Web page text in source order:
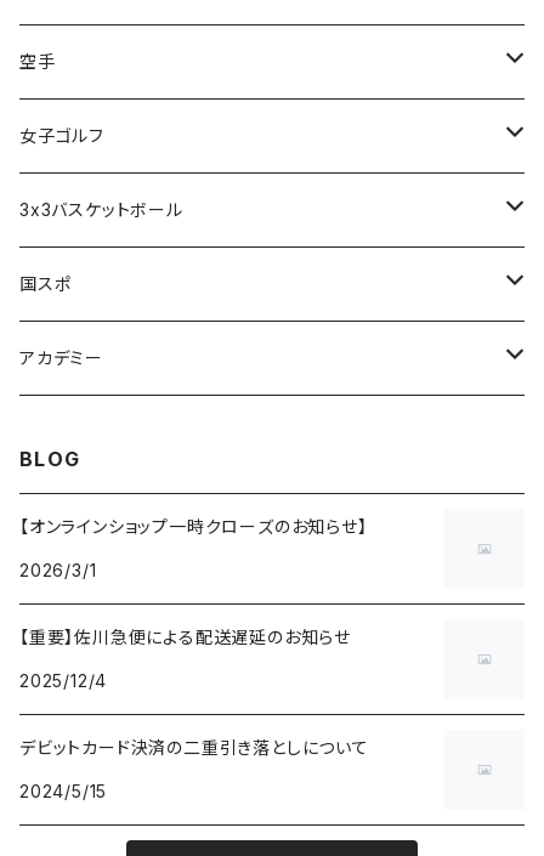
アルカディア奈良 - 公式グッズ -
アルカディア奈良 - ファンクラブ入会 -
空手
橋本大夢
女子ゴルフ
久世 夏乃香
3x3バスケットボール
奈良グレートブッターズ
国スポ
奈良県成年男子バスケットボール
アカデミー
BLOG
【オンラインショップ一時クローズのお知らせ】
2026/3/1
【重要】佐川急便による配送遅延のお知らせ
2025/12/4
デビットカード決済の二重引き落としについて
2024/5/15